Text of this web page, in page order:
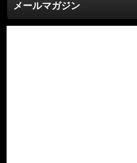
メールマガジン